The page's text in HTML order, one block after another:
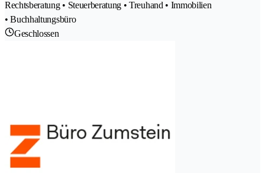
Rechtsberatung • Steuerberatung • Treuhand • Immobilien
• Buchhaltungsbüro
Geschlossen